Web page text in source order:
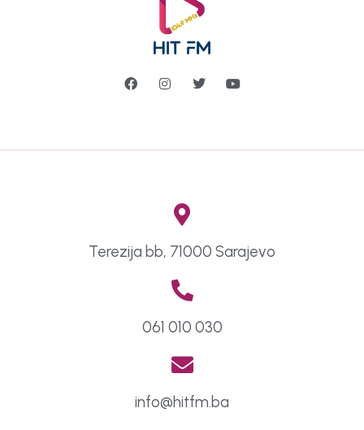
Terezija bb, 71000 Sarajevo
061 010 030
info@hitfm.ba